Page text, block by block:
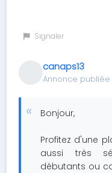
Signaler
canaps13
Annonce
Bonjour,
Profitez d'une
aussi très
débutants ou